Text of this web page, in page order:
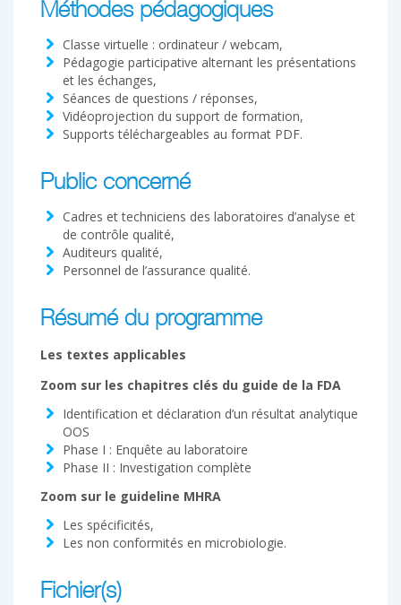
Méthodes pédagogiques
Classe virtuelle : ordinateur / webcam,
Pédagogie participative alternant les présentations
et les échanges,
Séances de questions / réponses,
Vidéoprojection du support de formation,
Supports téléchargeables au format PDF.
Public concerné
Cadres et techniciens des laboratoires d’analyse et
de contrôle qualité,
Auditeurs qualité,
Personnel de l’assurance qualité.
Résumé du programme
Les textes applicables
Zoom sur les chapitres clés du guide de la FDA
Identification et déclaration d’un résultat analytique
OOS
Phase I : Enquête au laboratoire
Phase II : Investigation complète
Zoom sur le guideline MHRA
Les spécificités,
Les non conformités en microbiologie.
Fichier(s)